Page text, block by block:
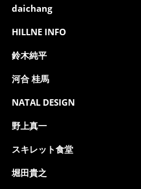
daichang
HILLNE INFO
鈴木純平
河合 桂馬
NATAL DESIGN
野上真一
スキレット食堂
堀田貴之